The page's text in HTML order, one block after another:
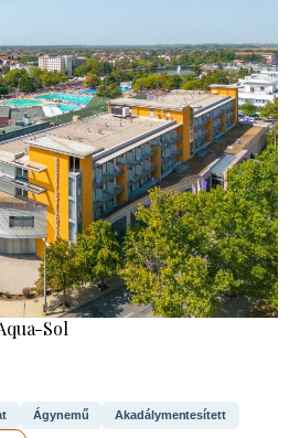
Sol
Ágynemű Akadálymentesített